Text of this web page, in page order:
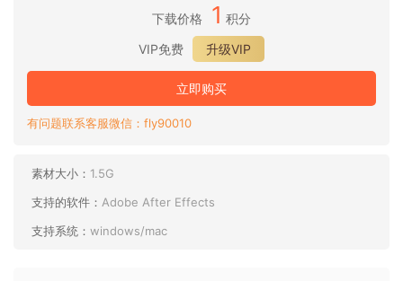
下载价格 1 积分
VIP免费
升级VIP
立即购买
有问题联系客服微信：fly90010
素材大小： 1.5G
支持的软件： Adobe After Effects
支持系统： windows/mac